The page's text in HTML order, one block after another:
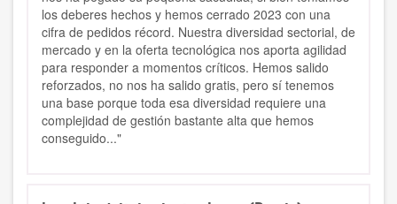
los deberes hechos y hemos cerrado 2023 con una
cifra de pedidos récord. Nuestra diversidad sectorial, de
mercado y en la oferta tecnológica nos aporta agilidad
para responder a momentos críticos. Hemos salido
reforzados, no nos ha salido gratis, pero sí tenemos
una base porque toda esa diversidad requiere una
complejidad de gestión bastante alta que hemos
conseguido..."